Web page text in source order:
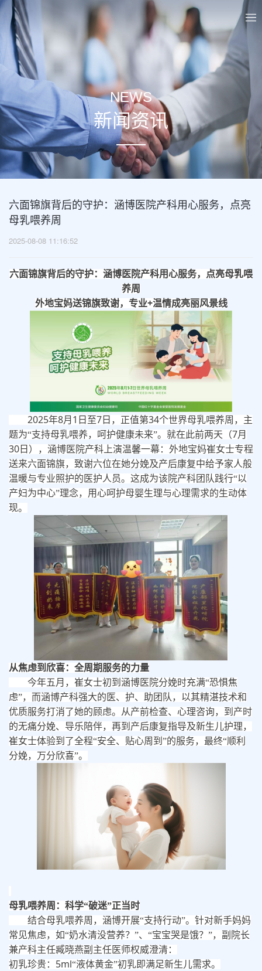
NEWS
新闻资讯
六面锦旗背后的守护：涵博医院产科用心服务，点亮
母乳喂养周
2025-08-08 11:16:52
六面锦旗背后的守护：涵博医院产科用心服务，点亮母乳喂
养周
外地宝妈送锦旗致谢，专业+温情成亮丽风景线
2025年8月 1 日至7 日，正值第34个世界母乳喂养周，主
题为“支持母乳喂养，呵护健康未来”。就在此前两天（7月
30 日），涵博医院产科上演温馨一幕：外地宝妈崔女士专程
送来六面锦旗，致谢六位在她分娩及产后康复中给予家人般
温暖与专业照护的医护人员。这成为该院产科团队践行“以
产妇为中心”理念，用心呵护母婴生理与心理需求的生动体
现。
从焦虑到欣喜：全周期服务的力量
今年五月，崔女士初到 涵博医院分娩时充满“恐惧焦
虑”， 而涵博产科强大的医、护、助团队，以其精湛技术和
优质服务打消了她的顾虑。从产前检查、心理咨询，到产时
的无痛分娩、导乐陪伴，再到产后康复指导及新生儿护理，
崔女士体验到了全程“安全、贴心周到”的服务，最终“顺利
分娩，万分欣喜”。
母乳喂养周：科学“破迷”正当时
结合母乳喂养周，涵博开展“支持行动”。针对新手妈妈
常见焦虑，如“奶水清没营养？”、“宝宝哭是饿？”，副院长
兼产科主任臧晓燕副主任医师权威澄清：
初乳珍贵： 5ml“液体黄金”初乳即满足新生儿需求。